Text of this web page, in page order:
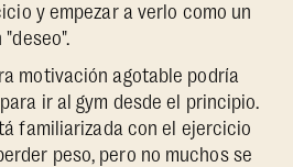
y empezar a verlo como un
motivación agotable podría
ir al gym desde el principio.
familiarizada con el ejercicio
peso, pero no muchos se